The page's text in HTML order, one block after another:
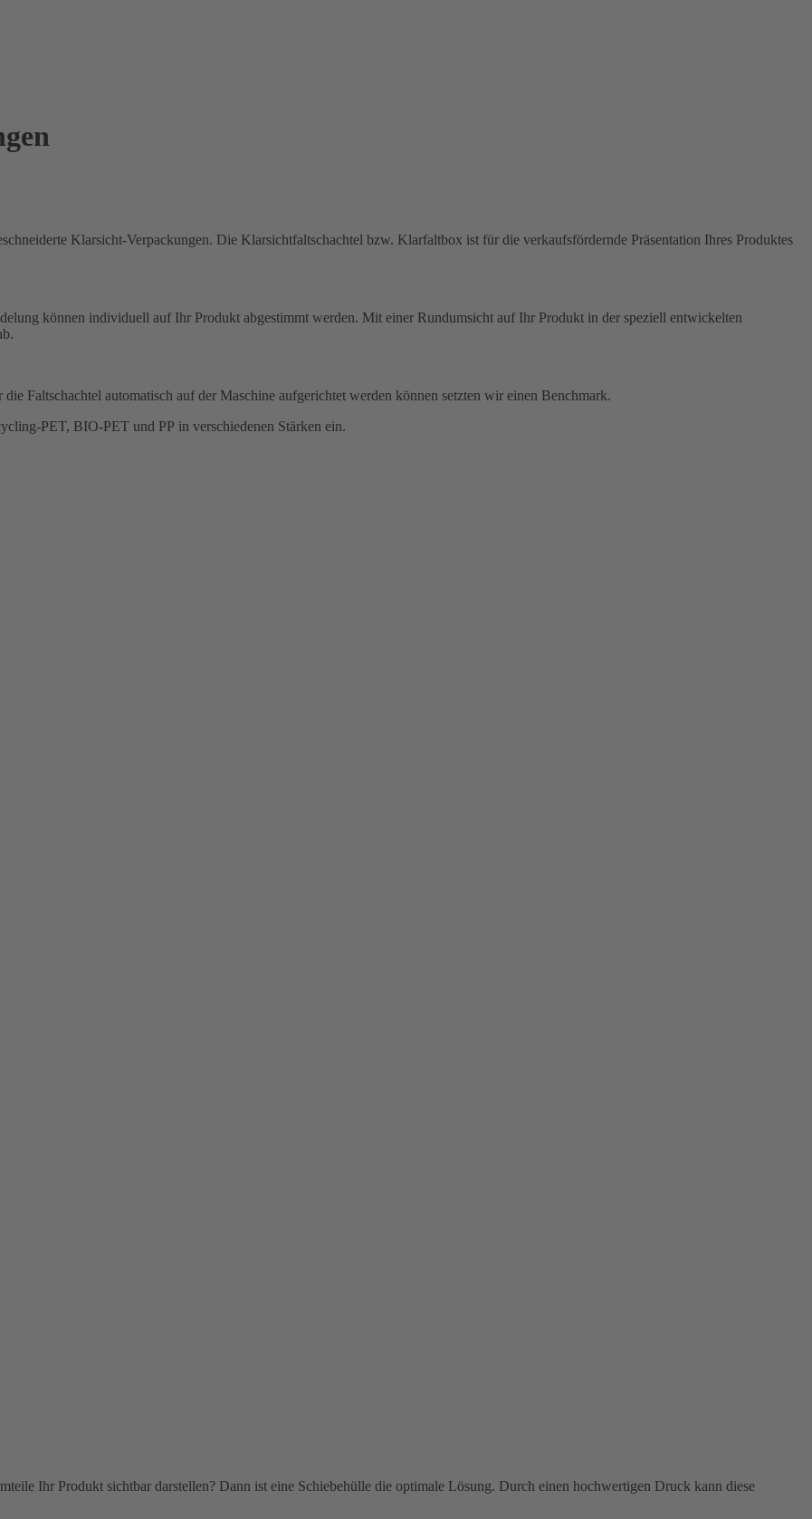
Klarsicht-Verpackungen. Die Klarsichtfaltschachtel bzw. Klarfaltbox ist für die verkaufsfördernde Präsentation Ihres Produktes
können individuell auf Ihr Produkt abgestimmt werden. Mit einer Rundumsicht auf Ihr Produkt in der speziell entwickelten
Faltschachtel automatisch auf der Maschine aufgerichtet werden können setzten wir einen Benchmark.
PET, BIO-PET und PP in verschiedenen Stärken ein.